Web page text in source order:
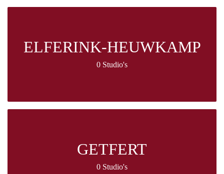
ELFERINK-HEUWKAMP
0 Studio's
GETFERT
0 Studio's